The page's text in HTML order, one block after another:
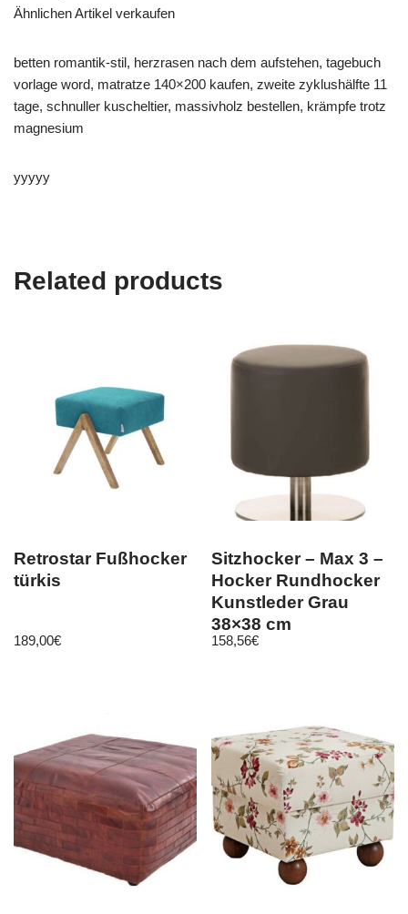
Ähnlichen Artikel verkaufen
betten romantik-stil, herzrasen nach dem aufstehen, tagebuch
vorlage word, matratze 140×200 kaufen, zweite zyklushälfte 11
tage, schnuller kuscheltier, massivholz bestellen, krämpfe trotz
magnesium
yyyyy
Related products
Retrostar Fußhocker
türkis
189,00€
Sitzhocker – Max 3 –
Hocker Rundhocker
Kunstleder Grau
38×38 cm
158,56€